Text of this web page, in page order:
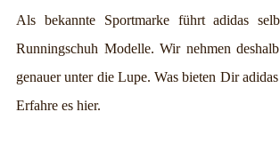
Als bekannte Sportmarke führt adidas
Runningschuh Modelle. Wir nehmen deshalb
genauer unter die Lupe. Was bieten Dir
Erfahre es hier.